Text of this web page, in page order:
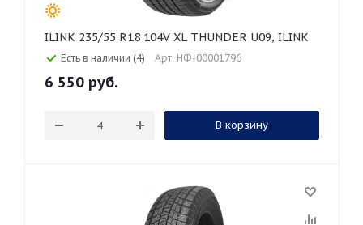
55 65 70
ILINK 235/55 R18 104V XL THUNDER U09, ILINK
Есть в наличии (4) Арт: НФ-00001796
6 550 руб.
В корзину